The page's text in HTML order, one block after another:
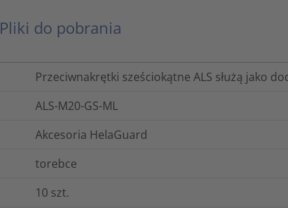
Pliki do pobrania
Przeciwnakrętki sześciokątne ALS służą jako
ALS-M20-GS-ML
Akcesoria HelaGuard
torebce
10 szt.